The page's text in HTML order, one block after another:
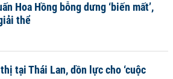
Hoa Hồng bỗng dưng ‘biến mất’,
thể
tại Thái Lan, dồn lực cho ‘cuộc